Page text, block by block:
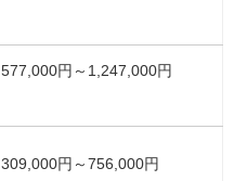
577,000円～1,247,000円
309,000円～756,000円